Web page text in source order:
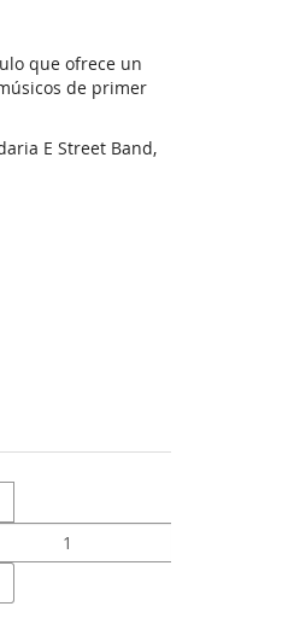
que ofrece un
de primer
E Street Band,